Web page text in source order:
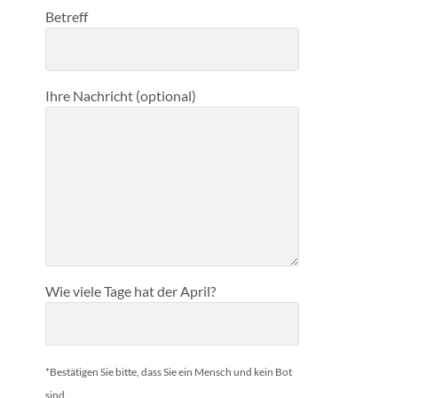
Betreff
Ihre Nachricht (optional)
Wie viele Tage hat der April?
*Bestätigen Sie bitte, dass Sie ein Mensch und kein Bot
sind.